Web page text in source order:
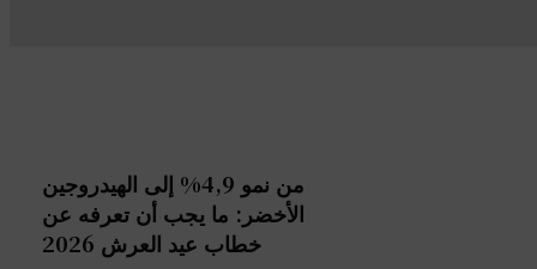
من نمو 4,9% إلى الهيدروجين
الأخضر: ما يجب أن تعرفه عن
خطاب عيد العرش 2026